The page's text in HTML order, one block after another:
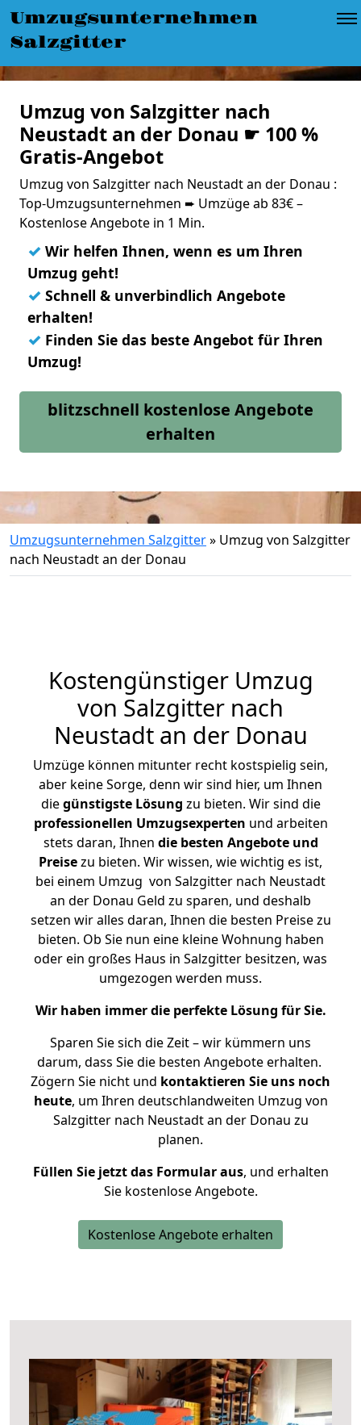
Umzugsunternehmen
Salzgitter
Umzug von Salzgitter nach
Neustadt an der Donau ☛ 100 %
Gratis-Angebot
Umzug von Salzgitter nach Neustadt an der Donau :
Top-Umzugsunternehmen ➨ Umzüge ab 83€ –
Kostenlose Angebote in 1 Min.
✓ Wir helfen Ihnen, wenn es um Ihren
Umzug geht!
✓ Schnell & unverbindlich Angebote
erhalten!
✓ Finden Sie das beste Angebot für Ihren
Umzug!
blitzschnell kostenlose Angebote
erhalten
Umzugsunternehmen Salzgitter» Umzug von Salzgitter
nach Neustadt an der Donau
Kostengünstiger Umzug
von Salzgitter nach
Neustadt an der Donau
Umzüge können mitunter recht kostspielig sein,
aber keine Sorge, denn wir sind hier, um Ihnen
diegünstigste Lösung zu bieten. Wir sind die
professionellen Umzugsexperten und arbeiten
stets daran, Ihnen die besten Angebote und
Preisezu bieten. Wir wissen, wie wichtig es ist,
bei einem Umzug von Salzgitter nach Neustadt
an der Donau Geld zu sparen, und deshalb
setzen wir alles daran, Ihnen die besten Preise zu
bieten. Ob Sie nun eine kleine Wohnung haben
oder ein großes Haus in Salzgitter besitzen, was
umgezogen werden muss.
Wir haben immer die perfekte Lösung für Sie.
Sparen Sie sich die Zeit – wir kümmern uns
darum, dass Sie die besten Angebote erhalten.
Zögern Sie nicht und kontaktieren Sie uns noch
heute, um Ihren deutschlandweiten Umzug von
Salzgitter nach Neustadt an der Donau zu
planen.
Füllen Sie jetzt das Formular aus, und erhalten
Sie kostenlose Angebote.
Kostenlose Angebote erhalten